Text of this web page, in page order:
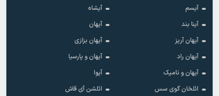
آیسم
آیشاه
آینا بند
آیهان
آیهان آریز
آیهان بزازی
آیهان راد
آیهان و پارسیا
آیهان و نامیک
آیوا
ائلخان گوی سس
ائلشن آی قاش